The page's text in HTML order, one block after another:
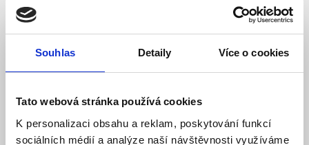
Souhlas Detaily Více o cookies
Tato webová stránka používá cookies
K personalizaci obsahu a reklam, poskytování funkcí
sociálních médií a analýze naší návštěvnosti využíváme